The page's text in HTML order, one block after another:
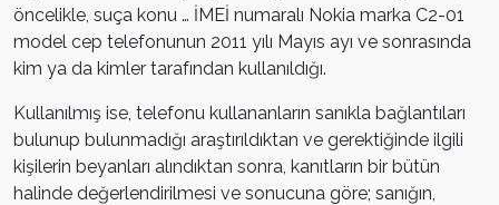
öncelikle, suça konu … İMEİ numaralı Nokia marka C2-01
model cep telefonunun 2011 yılı Mayıs ayı ve sonrasında
kim ya da kimler tarafından kullanıldığı.
Kullanılmış ise, telefonu kullananların sanıkla bağlantıları
bulunup bulunmadığı araştırıldıktan ve gerektiğinde ilgili
kişilerin beyanları alındıktan sonra, kanıtların bir bütün
halinde değerlendirilmesi ve sonucuna göre; sanığın,